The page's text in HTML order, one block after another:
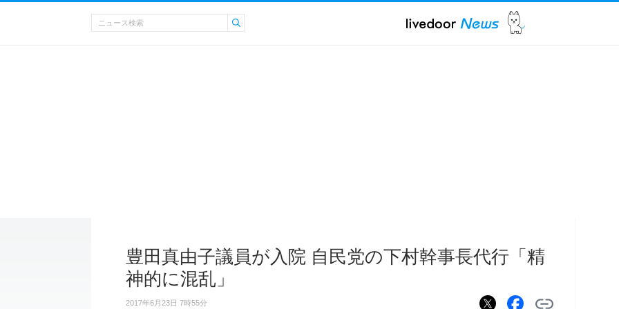
豊田真由子議員が入院 自民党の下村幹事長代行「精
神的に混乱」
2017年6月23日 7時55分